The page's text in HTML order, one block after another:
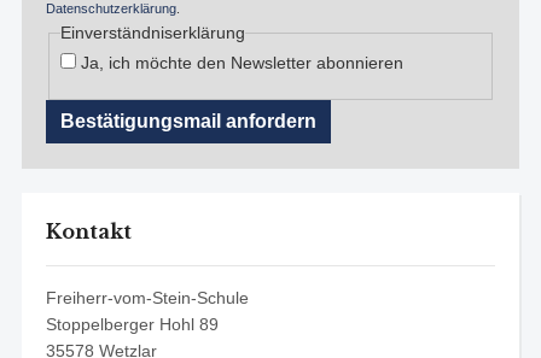
Datenschutzerklärung.
Einverständniserklärung
Ja, ich möchte den Newsletter abonnieren
Kontakt
Freiherr-vom-Stein-Schule
Stoppelberger Hohl 89
35578 Wetzlar